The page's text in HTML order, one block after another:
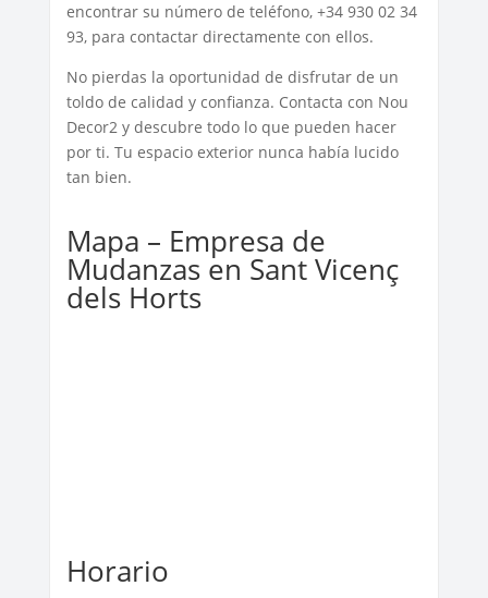
encontrar su número de teléfono, +34 930 02 34
93, para contactar directamente con ellos.
No pierdas la oportunidad de disfrutar de un
toldo de calidad y confianza. Contacta con Nou
Decor2 y descubre todo lo que pueden hacer
por ti. Tu espacio exterior nunca había lucido
tan bien.
Mapa – Empresa de
Mudanzas en Sant Vicenç
dels Horts
Horario